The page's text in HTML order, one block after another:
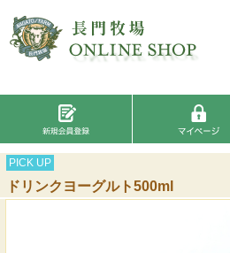
PICK UP
ドリンクヨーグルト500ml